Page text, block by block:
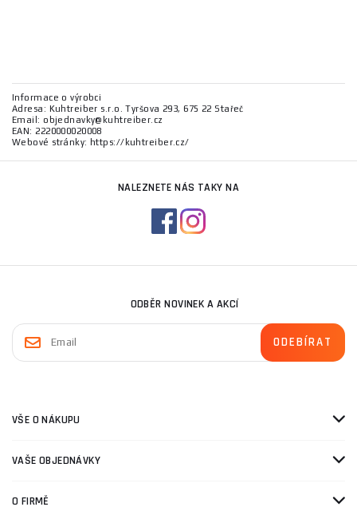
Informace o výrobci
Adresa: Kuhtreiber s.r.o. Tyršova 293, 675 22 Stařeč
Email: objednavky@kuhtreiber.cz
EAN: 2220000020008
Webové stránky: https://kuhtreiber.cz/
NALEZNETE NÁS TAKY NA
ODBĚR NOVINEK A AKCÍ
VŠE O NÁKUPU
VAŠE OBJEDNÁVKY
O FIRMĚ